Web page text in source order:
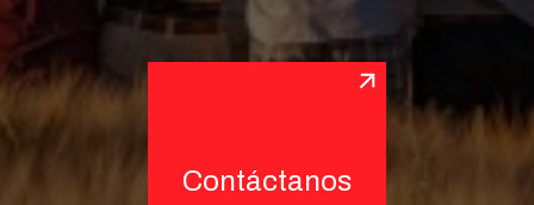
Contáctanos